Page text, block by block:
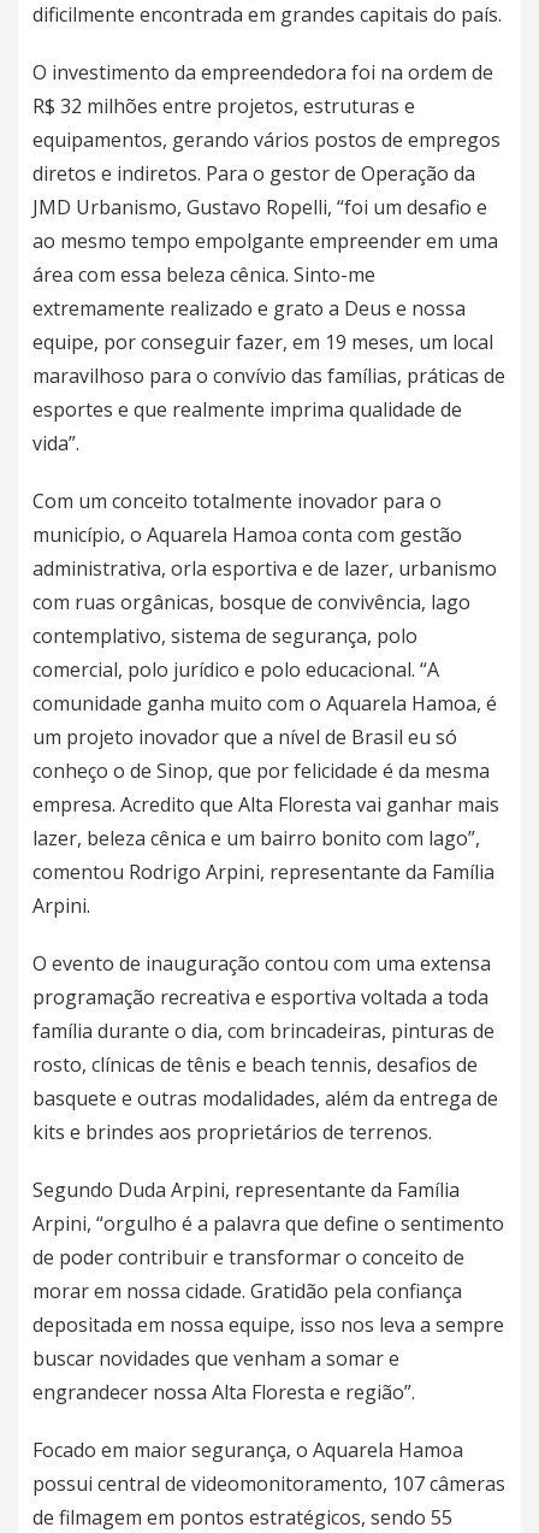
dificilmente encontrada em grandes capitais do país.
O investimento da empreendedora foi na ordem de
R$ 32 milhões entre projetos, estruturas e
equipamentos, gerando vários postos de empregos
diretos e indiretos. Para o gestor de Operação da
JMD Urbanismo, Gustavo Ropelli, “foi um desafio e
ao mesmo tempo empolgante empreender em uma
área com essa beleza cênica. Sinto-me
extremamente realizado e grato a Deus e nossa
equipe, por conseguir fazer, em 19 meses, um local
maravilhoso para o convívio das famílias, práticas de
esportes e que realmente imprima qualidade de
vida”.
Com um conceito totalmente inovador para o
município, o Aquarela Hamoa conta com gestão
administrativa, orla esportiva e de lazer, urbanismo
com ruas orgânicas, bosque de convivência, lago
contemplativo, sistema de segurança, polo
comercial, polo jurídico e polo educacional. “A
comunidade ganha muito com o Aquarela Hamoa, é
um projeto inovador que a nível de Brasil eu só
conheço o de Sinop, que por felicidade é da mesma
empresa. Acredito que Alta Floresta vai ganhar mais
lazer, beleza cênica e um bairro bonito com lago”,
comentou Rodrigo Arpini, representante da Família
Arpini.
O evento de inauguração contou com uma extensa
programação recreativa e esportiva voltada a toda
família durante o dia, com brincadeiras, pinturas de
rosto, clínicas de tênis e beach tennis, desafios de
basquete e outras modalidades, além da entrega de
kits e brindes aos proprietários de terrenos.
Segundo Duda Arpini, representante da Família
Arpini, “orgulho é a palavra que define o sentimento
de poder contribuir e transformar o conceito de
morar em nossa cidade. Gratidão pela confiança
depositada em nossa equipe, isso nos leva a sempre
buscar novidades que venham a somar e
engrandecer nossa Alta Floresta e região”.
Focado em maior segurança, o Aquarela Hamoa
possui central de videomonitoramento, 107 câmeras
de filmagem em pontos estratégicos, sendo 55